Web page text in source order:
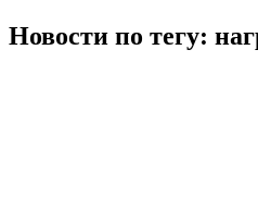
Новости по тегу: